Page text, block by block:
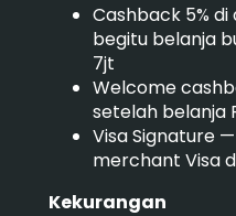
Cashback 5%
begitu belanja
7jt
Welcome
setelah belanja
Visa Signature
merchant Visa
Kekurangan